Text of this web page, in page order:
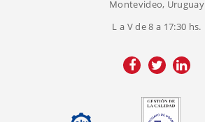
Montevideo, Uruguay
L a V de 8 a 17:30 hs.